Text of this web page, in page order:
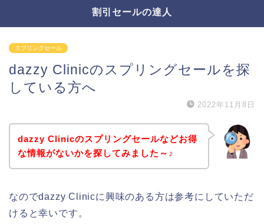
割引セールの達人
スプリングセール
dazzy Clinicのスプリングセールを探
している方へ
2022年11月8日
dazzy Clinicのスプリングセールなどお得
な情報がないかを探してみました～♪
なのでdazzy Clinicに興味のある方は参考にしていただ
けると幸いです。